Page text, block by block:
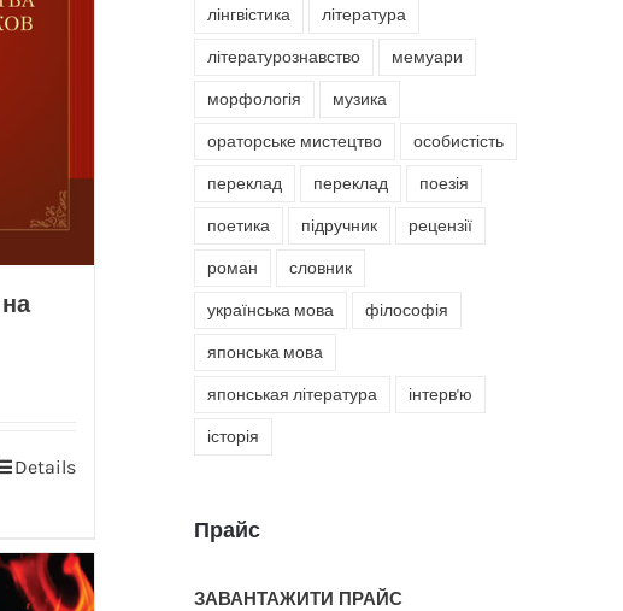
Details
лінгвістика література
літературознавство мемуари
морфологія музика
ораторське мистецтво особистість
переклад переклад поезія
поетика підручник рецензії
роман словник
українська мова філософія
японська мова
японськая література інтерв'ю
історія
Прайс
ЗАВАНТАЖИТИ ПРАЙС